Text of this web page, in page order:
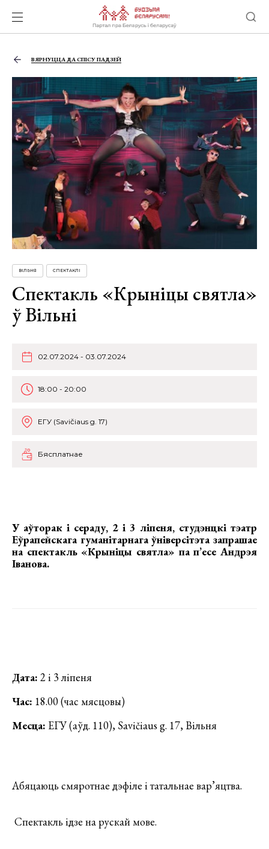
ВЯРНУЦЦА ДА СПІСУ ПАДЗЕЙ
ВІЛЬНЯ СПЕКТАКЛІ
Спектакль «Крыніцы святла»
ў Вільні
02.07.2024 - 03.07.2024
18:00 - 20:00
ЕГУ (Savičiaus g. 17)
Бясплатнае
У аўторак і сераду, 2 і 3 ліпеня, студэнцкі тэатр
Еўрапейскага гуманітарнага ўніверсітэта запрашае
на спектакль «Крыніцы святла» па п’есе Андрэя
Іванова.
Дата: 2 і 3 ліпеня
Час: 18.00 (час мясцовы)
Месца: ЕГУ (аўд. 110), Savičiaus g. 17, Вільня
Абяцаюць смяротнае дэфіле і татальнае вар’яцтва.
Спектакль ідзе на рускай мове.